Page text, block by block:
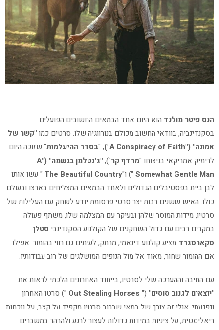
הנס פיטר מולנדהוא היום אחד הבמאים החשובים הפועלים
בסקנדינביה, בוודאי החשוב מכולם בנורווגיה שלו. סרטים כמו"קשר של
אמונה" ("A Conspiracy of Faith")
, " בסדר ההיעלמות" שזוכה היום
לרימיק אמריקאי בניצוחו " מרדף קר"),
"ג'נטלמן בנשמה" ("A
Somewhat Gentle Man") ו"The Beautiful Country" עשו אותו
לבן ביית בפסטיבלים הגדולים ולאחד הבמאים המצליחים בארצו ובעולם
כולו. האיש ששנים רבות יצר סרטי פרסומת יודע לשחק עם העלילות של
סרטיו, מידות המוסר שלהן ובעיקר עם המצלמה שלו, משתף פעולה
במקרים רבים עם גדול השחקנים של הקולנוע הסקנדינביסטלן
סקארסגרדמציע קולנוע דינאמי, מרתק, לעיתים גם רווי בהומור. אפילו
אם ההומור שחור, מאוד אל מול הנופים המושלגים של רוב עבודותיו.
עם החיבה וההערכה שלי לסרטיו, בייחוד האחרונים הלכתי לראות את
"יוצאים לגנוב סוסים"("
Out Stealing Horses
") סרטו האחרון
ונפגעתי. אולי זה צורך של במאי שברוב סרטיו מקפיד על קצב, על נוכחות
ריאליסטית, על ציניות במידות גדולות לעצור לרגע ולהרהר במשברים